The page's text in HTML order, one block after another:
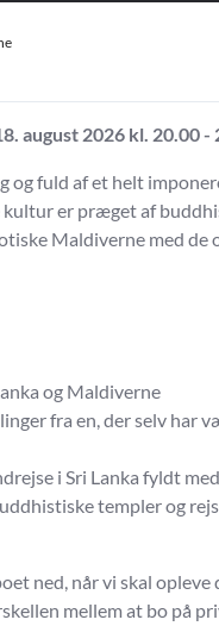
august 2026 kl. 20.00 -
og fuld af et helt
kultur er præget af
Maldiverne med de
og Maldiverne
fra en, der selv har
i Sri Lanka fyldt
templer og
ned, når vi skal
mellem at bo på